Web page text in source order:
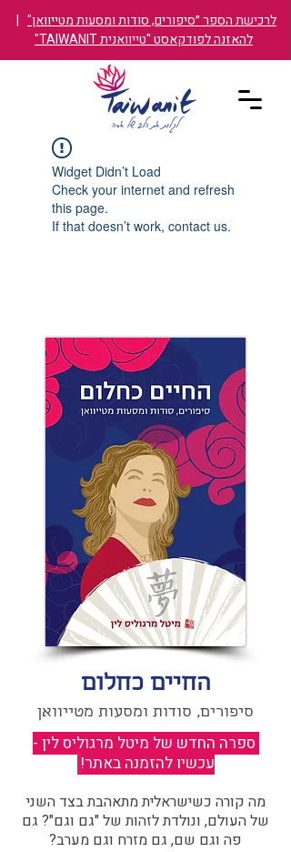
לרכישת הספר ״סיפורים, סודות ומסעות מטייוואן" |
להאזנה לפודקאסט "טייוואנית TAIWANIT"
Widget Didn’t Load
Check your internet and refresh
this page.
If that doesn’t work, contact us.
החיים כחלום
סיפורים, סודות ומסעות מטייוואן
ספרה החדש של מיטל מרגוליס לין -
עכשיו להזמנה באתר!
מה קורה כשישראלית מתאהבת בצד השני
של העולם, ונולדת לזהות של "גם וגם"? גם
פה וגם שם, גם מזרח וגם מערב?​​